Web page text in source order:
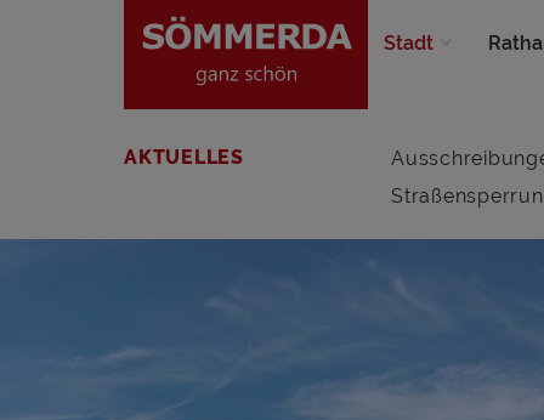
Stadt
AKTUELLES